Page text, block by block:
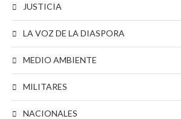
JUSTICIA
LA VOZ DE LA DIASPORA
MEDIO AMBIENTE
MILITARES
NACIONALES